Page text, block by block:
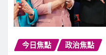
今日焦點 政治焦點